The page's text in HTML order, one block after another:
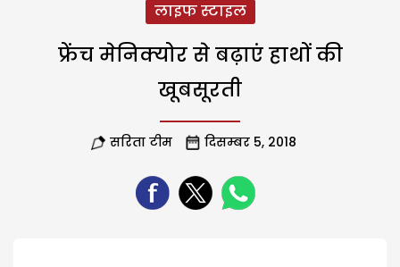
लाइफ स्टाइल
फ्रेंच मेनिक्योर से बढ़ाएं हाथों की
खूबसूरती
सरिता टीम दिसम्बर 5, 2018